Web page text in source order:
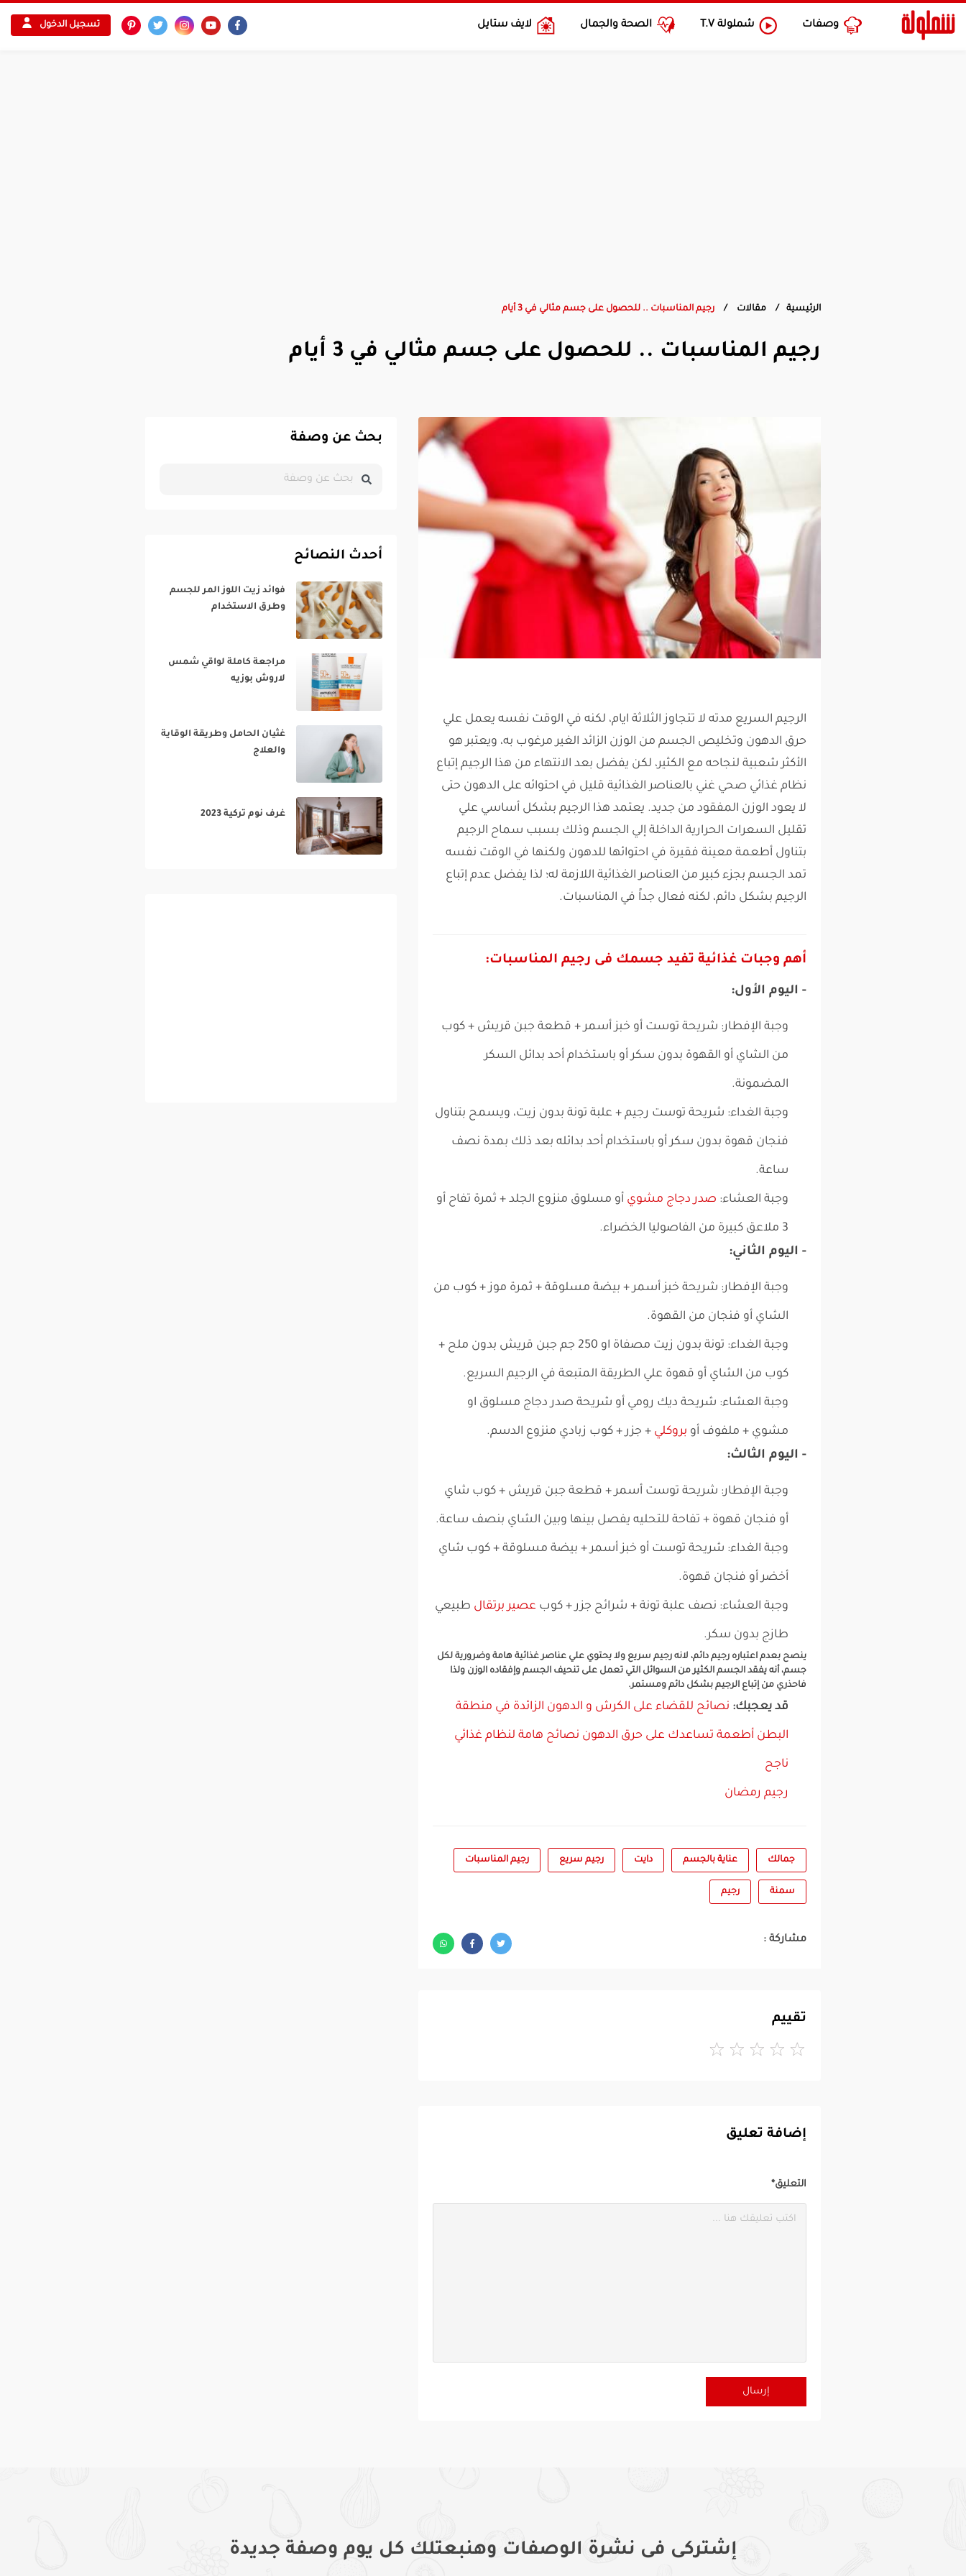
وصفات شملولة T.V الصحة والجمال لايف ستايل تسجيل الدخول
الرئيسية مقالات رجيم المناسبات .. للحصول على جسم مثالي في 3 أيام
رجيم المناسبات .. للحصول على جسم مثالي في 3 أيام
الرجيم السريع مدته لا تتجاوز الثلاثة ايام، لكنه في الوقت نفسه يعمل علي
حرق الدهون وتخليص الجسم من الوزن الزائد الغير مرغوب به، ويعتبر هو
الأكثر شعبية لنجاحه مع الكثير، لكن يفضل بعد الانتهاء من هذا الرجيم إتباع
نظام غذائي صحي غني بالعناصر الغذائية قليل في احتوائه على الدهون حتى
لا يعود الوزن المفقود من جديد. يعتمد هذا الرجيم بشكل أساسي علي
تقليل السعرات الحرارية الداخلة إلي الجسم وذلك بسبب سماح الرجيم
بتناول أطعمة معينة فقيرة في احتوائها للدهون ولكنها في الوقت نفسه
تمد الجسم بجزء كبير من العناصر الغذائية اللازمة له؛ لذا يفضل عدم إتباع
الرجيم بشكل دائم، لكنه فعال جداً في المناسبات.
أهم وجبات غذائية تفيد جسمك فى رجيم المناسبات:
- اليوم الأول:
وجبة الإفطار: شريحة توست أو خبز أسمر + قطعة جبن قريش + كوب
من الشاي أو القهوة بدون سكر أو باستخدام أحد بدائل السكر
المضمونة.
وجبة الغداء: شريحة توست رجيم + علبة تونة بدون زيت، ويسمح بتناول
فنجان قهوة بدون سكر أو باستخدام أحد بدائله بعد ذلك بمدة نصف
ساعة.
وجبة العشاء: صدر دجاج مشوي أو مسلوق منزوع الجلد + ثمرة تفاح أو
3 ملاعق كبيرة من الفاصوليا الخضراء.
- اليوم الثاني:
وجبة الإفطار: شريحة خبز أسمر + بيضة مسلوقة + ثمرة موز + كوب من
الشاي أو فنجان من القهوة.
وجبة الغداء: تونة بدون زيت مصفاة او 250 جم جبن قريش بدون ملح +
كوب من الشاي أو قهوة علي الطريقة المتبعة في الرجيم السريع.
وجبة العشاء: شريحة ديك رومي أو شريحة صدر دجاج مسلوق او
مشوي + ملفوف أو بروكلي + جزر + كوب زبادي منزوع الدسم.
- اليوم الثالث:
وجبة الإفطار: شريحة توست أسمر + قطعة جبن قريش + كوب شاي
أو فنجان قهوة + تفاحة للتحليه يفصل بينها وبين الشاي بنصف ساعة.
وجبة الغداء: شريحة توست أو خبز أسمر + بيضة مسلوقة + كوب شاي
أخضر أو فنجان قهوة.
وجبة العشاء: نصف علبة تونة + شرائح جزر + كوب عصير برتقال طبيعي
طازج بدون سكر.
ينصح بعدم اعتباره رجيم دائم، لانه رجيم سريع ولا يحتوي علي عناصر غذائية هامة وضرورية لكل
جسم، أنه يفقد الجسم الكثير من السوائل التي تعمل على تنحيف الجسم وإفقاده الوزن ولذا
فاحذري من إتباع الرجيم بشكل دائم ومستمر.
قد يعجبك: نصائح للقضاء على الكرش و الدهون الزائدة في منطقة
البطن أطعمة تساعدك على حرق الدهون نصائح هامة لنظام غذائي
ناجح
رجيم رمضان
جمالك عناية بالجسم دايت رجيم سريع رجيم المناسبات
سمنة رجيم
مشاركة :
تقييم
إضافة تعليق
التعليق*
بحث عن وصفة
أحدث النصائح
فوائد زيت اللوز المر للجسم
وطرق الاستخدام‎
مراجعة كاملة لواقي شمس
لاروش بوزيه‎
غثيان الحامل وطريقة الوقاية
والعلاج‎
غرف نوم تركية 2023‎
إشتركى فى نشرة الوصفات وهنبعتلك كل يوم وصفة جديدة